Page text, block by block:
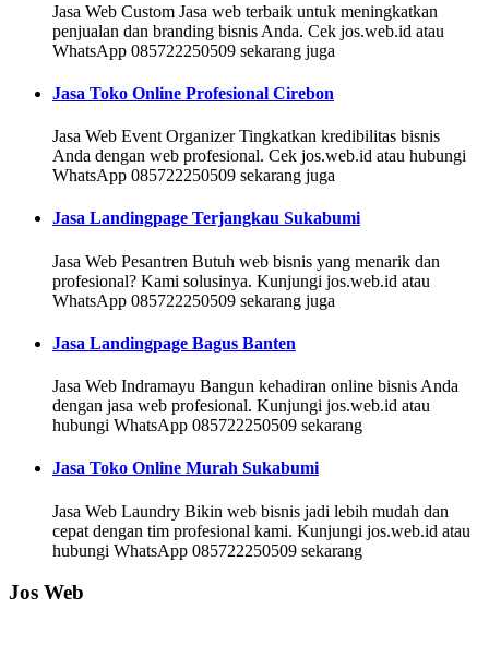
Jasa Web Custom Jasa web terbaik untuk meningkatkan
penjualan dan branding bisnis Anda. Cek jos.web.id atau
WhatsApp 085722250509 sekarang juga
Jasa Toko Online Profesional Cirebon
Jasa Web Event Organizer Tingkatkan kredibilitas bisnis
Anda dengan web profesional. Cek jos.web.id atau hubungi
WhatsApp 085722250509 sekarang juga
Jasa Landingpage Terjangkau Sukabumi
Jasa Web Pesantren Butuh web bisnis yang menarik dan
profesional? Kami solusinya. Kunjungi jos.web.id atau
WhatsApp 085722250509 sekarang juga
Jasa Landingpage Bagus Banten
Jasa Web Indramayu Bangun kehadiran online bisnis Anda
dengan jasa web profesional. Kunjungi jos.web.id atau
hubungi WhatsApp 085722250509 sekarang
Jasa Toko Online Murah Sukabumi
Jasa Web Laundry Bikin web bisnis jadi lebih mudah dan
cepat dengan tim profesional kami. Kunjungi jos.web.id atau
hubungi WhatsApp 085722250509 sekarang
Jos Web